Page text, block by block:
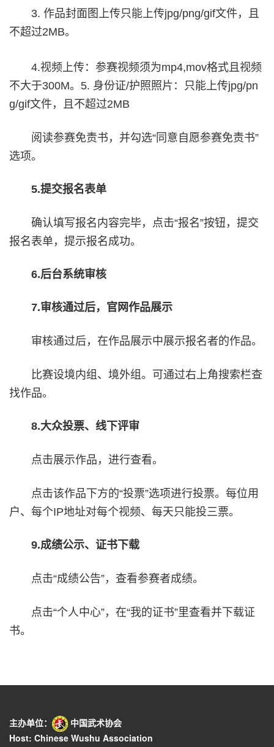
3. 作品封面图上传只能上传jpg/png/gif文件，且
不超过2MB。
4.视频上传：参赛视频须为mp4,mov格式且视频
不大于300M。5. 身份证/护照照片：只能上传jpg/pn
g/gif文件，且不超过2MB
阅读参赛免责书，并勾选“同意自愿参赛免责书”
选项。
5.提交报名表单
确认填写报名内容完毕，点击“报名”按钮，提交
报名表单，提示报名成功。
6.后台系统审核
7.审核通过后，官网作品展示
审核通过后，在作品展示中展示报名者的作品。
比赛设境内组、境外组。可通过右上角搜索栏查
找作品。
8.大众投票、线下评审
点击展示作品，进行查看。
点击该作品下方的“投票”选项进行投票。每位用
户、每个IP地址对每个视频、每天只能投三票。
9.成绩公示、证书下载
点击“成绩公告”，查看参赛者成绩。
点击“个人中心”，在“我的证书”里查看并下载证
书。
主办单位：
中国武术协会
Host: Chinese Wushu Association